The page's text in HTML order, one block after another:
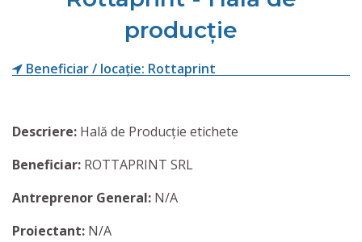
producție
Beneficiar / locație: Rottaprint
Descriere: Hală de Producție etichete
Beneficiar: ROTTAPRINT SRL
Antreprenor General: N/A
Proiectant: N/A